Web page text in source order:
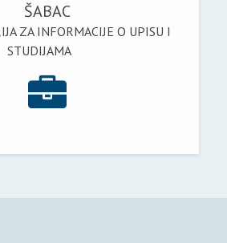
ŠABAC
ZA INFORMACIJE O UPISU I
STUDIJAMA